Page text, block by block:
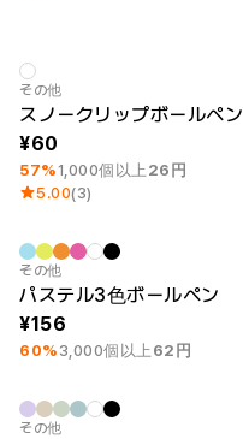
最小注文数量 100個
その他
スノークリップボールペン
60
57% 1,000個以上 26円
5.00(3)
最小注文数量 100個
その他
パステル3色ボールペン
156
60% 3,000個以上 62円
最小注文数量 50個
その他